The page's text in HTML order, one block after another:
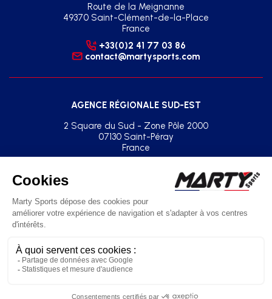
Route de la Meignanne
49370 Saint-Clément-de-la-Place
France
+33(0)2 41 77 03 86
contact@martysports.com
AGENCE RÉGIONALE SUD-EST
2 Square du Sud - Zone Pôle 2000
07130 Saint-Péray
France
agence.sud.est@martysports.com